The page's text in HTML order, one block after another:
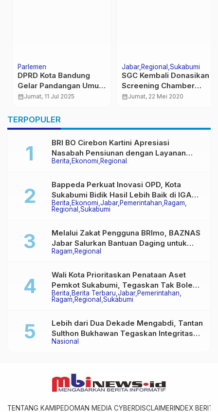
Parlemen
DPRD Kota Bandung
Gelar Pandangan Umum
Fraksi atas Empat
calendar_monthJumat, 11 Jul 2025
Jabar Regional Sukabumi
SGC Kembali Donasikan
Screening Chamber
“Bilik Swan Tes Covid-
calendar_monthJumat, 22 Mei 2020
TERPOPULER
Berita Ekonomi Regional
BRI BO Cirebon Kartini Apresiasi
Nasabah Pensiunan dengan Layanan
Terpadu, Literasi Keuangan hingga
Berita Ekonomi Jabar Pemerintahan Ragam
Regional Sukabumi
Bappeda Perkuat Inovasi OPD, Kota
Sukabumi Bidik Hasil Lebih Baik di IGA
2026
Ragam Regional
Melalui Zakat Pengguna BRImo, BAZNAS
Jabar Salurkan Bantuan Daging untuk
Masyarakat Desa Ciririp
Berita Berita Terbaru Jabar Pemerintahan
Ragam Regional Sukabumi
Wali Kota Prioritaskan Penataan Aset
Pemkot Sukabumi, Tegaskan Tak Boleh
Ada Lagi Sengketa Lahan
Nasional
Lebih dari Dua Dekade Mengabdi, Tantan
Sulthon Bukhawan Tegaskan Integritas
Adalah Harga Mati Wartawan
TENTANG KAMI PEDOMAN MEDIA CYBERDISCLAIMER INDEX BERITA